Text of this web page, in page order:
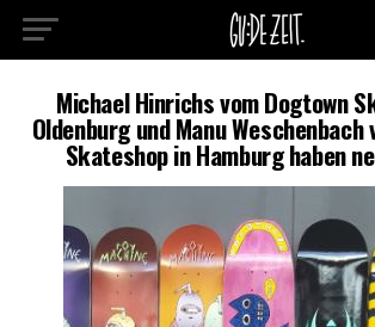
Michael Hinrichs vom Dogtown
Oldenburg und Manu Weschenbach
Skateshop in Hamburg haben